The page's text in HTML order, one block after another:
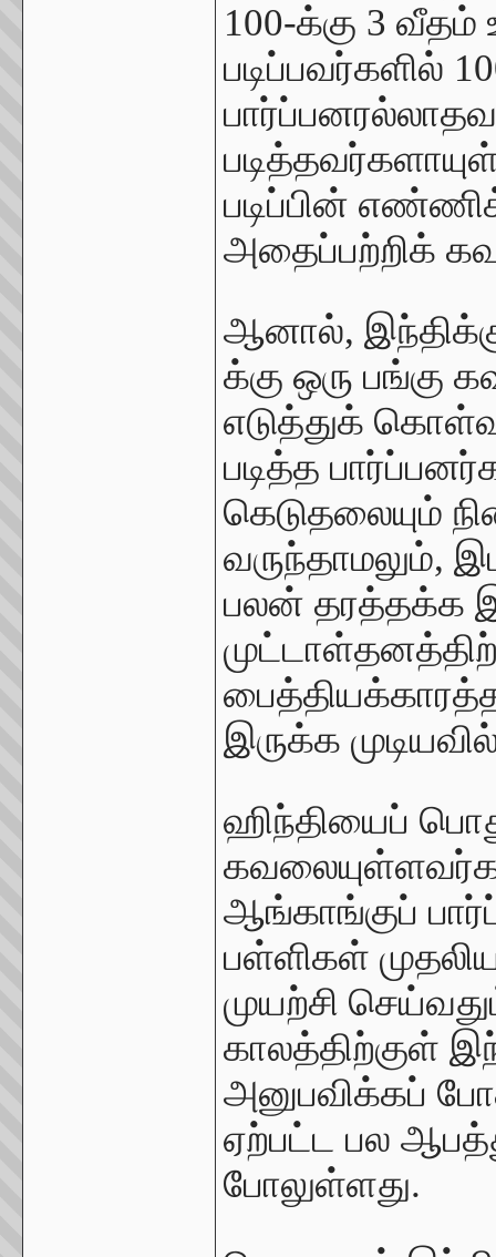
100-க்கு 3
படிப்பவர்களில்
படிப்பின்
அதைப்பற்றிக்
ஆனால்,
க்கு ஒரு பங்கு
எடுத்துக்
படித்த
கெடுதலையும்
வருந்தாமலும்,
பலன் தரத்தக்க
இருக்க
ஹிந்தியைப்
ஆங்காங்குப்
பள்ளிகள்
முயற்சி
காலத்திற்குள்
அனுபவிக்கப்
ஏற்பட்ட பல
போலுள்ளது.